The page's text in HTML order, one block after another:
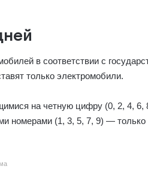
в соответствии с
только электромобили.
на четную цифру (0, 2, 4, 6,
номерами (1, 3, 5, 7, 9) —